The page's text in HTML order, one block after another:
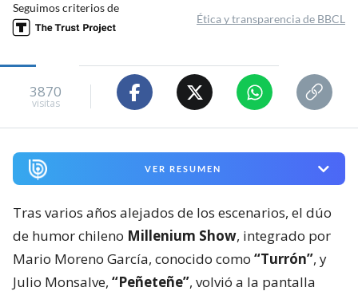
Seguimos criterios de
Ética y transparencia de BBCL
3870
visitas
VER RESUMEN
Tras varios años alejados de los escenarios, el dúo
de humor chileno Millenium Show, integrado por
Mario Moreno García, conocido como “Turrón”, y
Julio Monsalve, “Peñeteñe”, volvió a la pantalla